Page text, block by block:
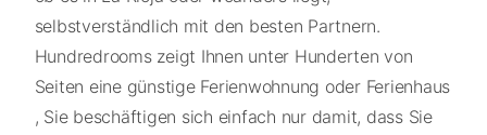
selbstverständlich mit den besten Partnern.
Hundredrooms zeigt Ihnen unter Hunderten von
Seiten eine günstige Ferienwohnung oder Ferienhaus
, Sie beschäftigen sich einfach nur damit, dass Sie